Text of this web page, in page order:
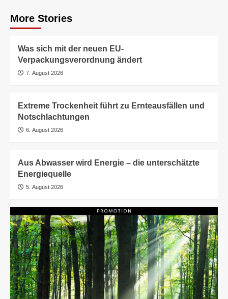
More Stories
Was sich mit der neuen EU-
Verpackungsverordnung ändert
7. August 2026
Extreme Trockenheit führt zu Ernteausfällen und
Notschlachtungen
6. August 2026
Aus Abwasser wird Energie – die unterschätzte
Energiequelle
5. August 2026